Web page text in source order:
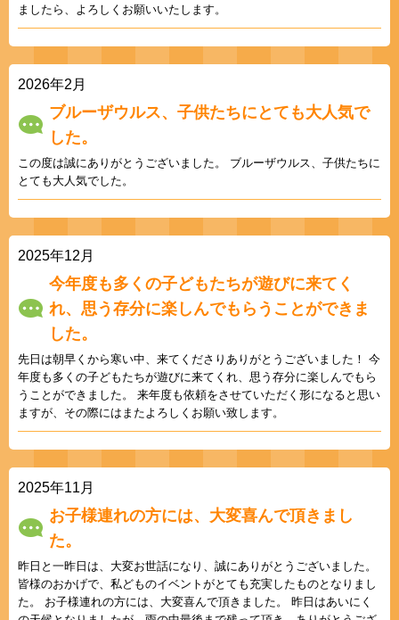
ましたら、よろしくお願いいたします。
2026年2月
ブルーザウルス、子供たちにとても大人気で
した。
この度は誠にありがとうございました。 ブルーザウルス、子供たちに
とても大人気でした。
2025年12月
今年度も多くの子どもたちが遊びに来てく
れ、思う存分に楽しんでもらうことができま
した。
先日は朝早くから寒い中、来てくださりありがとうございました！ 今
年度も多くの子どもたちが遊びに来てくれ、思う存分に楽しんでもら
うことができました。 来年度も依頼をさせていただく形になると思い
ますが、その際にはまたよろしくお願い致します。
2025年11月
お子様連れの方には、大変喜んで頂きまし
た。
昨日と一昨日は、大変お世話になり、誠にありがとうございました。
皆様のおかげで、私どものイベントがとても充実したものとなりまし
た。 お子様連れの方には、大変喜んで頂きました。 昨日はあいにく